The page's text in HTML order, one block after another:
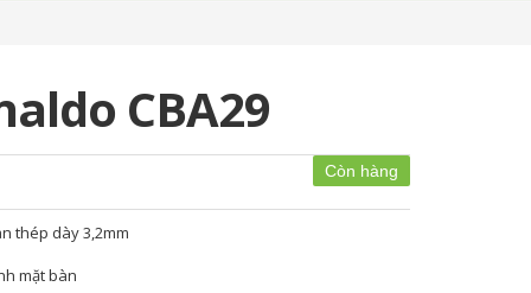
CBA29
Còn hàng
thép dày 3,2mm
mặt bàn